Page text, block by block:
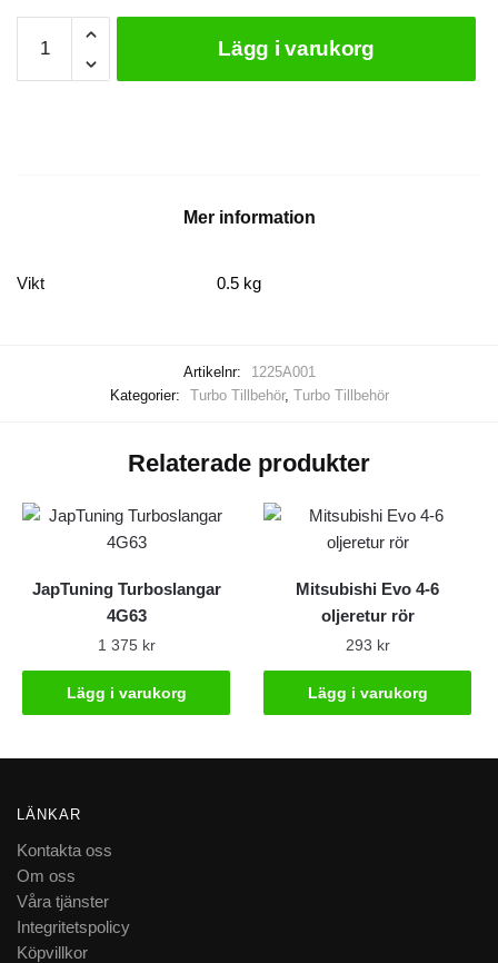
Evo
7-
Lägg i varukorg
Mer information
Vikt 0.5 kg
Artikelnr:
1225A001
Kategorier:
Turbo Tillbehör, Turbo Tillbehör
Relaterade produkter
JapTuning Turboslangar
4G63
1 375 kr
Lägg i varukorg
Mitsubishi Evo 4-6
oljeretur rör
293 kr
Lägg i varukorg
LÄNKAR
Kontakta oss
Om oss
Våra tjänster
Integritetspolicy
Köpvillkor